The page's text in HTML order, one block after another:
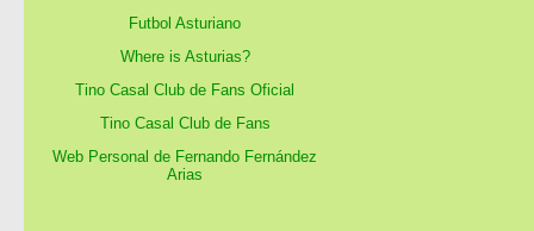
Futbol Asturiano
Where is Asturias?
Tino Casal Club de Fans Oficial
Tino Casal Club de Fans
Web Personal de Fernando Fernández
Arias